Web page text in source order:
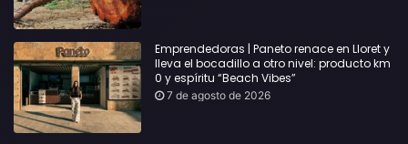
Emprendedoras | Paneto renace en Lloret y
lleva el bocadillo a otro nivel: producto km
0 y espíritu “Beach Vibes”
7 de agosto de 2026